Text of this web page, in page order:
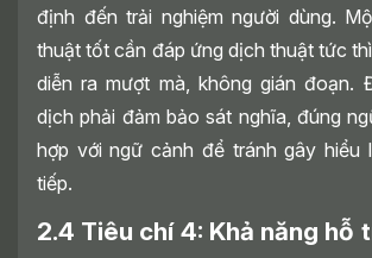
định đến trải nghiệm người dùng.
thuật tốt cần đáp ứng dịch thuật tức
diễn ra mượt mà, không gián đoạn.
dịch phải đảm bảo sát nghĩa, đúng
hợp với ngữ cảnh để tránh gây hiểu
tiếp.
2.4 Tiêu chí 4: Khả năng hỗ